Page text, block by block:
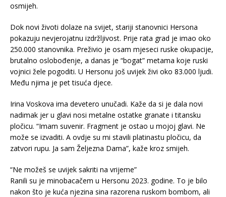
osmijeh.
Dok novi životi dolaze na svijet, stariji stanovnici Hersona
pokazuju nevjerojatnu izdržljivost. Prije rata grad je imao oko
250.000 stanovnika. Preživio je osam mjeseci ruske okupacije,
brutalno oslobođenje, a danas je “bogat” metama koje ruski
vojnici žele pogoditi. U Hersonu još uvijek živi oko 83.000 ljudi.
Među njima je pet tisuća djece.
Irina Voskova ima devetero unučadi. Kaže da si je dala novi
nadimak jer u glavi nosi metalne ostatke granate i titansku
pločicu. “Imam suvenir. Fragment je ostao u mojoj glavi. Ne
može se izvaditi. A ovdje su mi stavili platinastu pločicu, da
zatvori rupu. Ja sam Željezna Dama”, kaže kroz smijeh.
“Ne možeš se uvijek sakriti na vrijeme”
Ranili su je minobacačem u Hersonu 2023. godine. To je bilo
nakon što je kuća njezina sina razorena ruskom bombom, ali